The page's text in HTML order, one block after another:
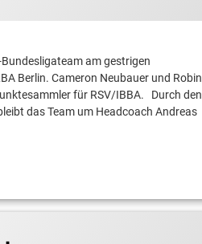
am gestrigen
Berlin. Cameron Neubauer und Robin
für RSV/IBBA. Durch den
das Team um Headcoach Andreas